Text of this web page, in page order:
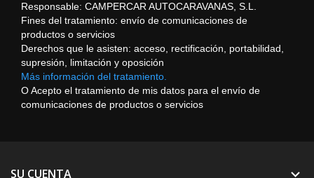
Responsable: CAMPERCAR AUTOCARAVANAS, S.L.
Fines del tratamiento: envío de comunicaciones de
productos o servicios
Derechos que le asisten: acceso, rectificación, portabilidad,
supresión, limitación y oposición
Más información del tratamiento.
O Acepto el tratamiento de mis datos para el envío de
comunicaciones de productos o servicios
SU CUENTA